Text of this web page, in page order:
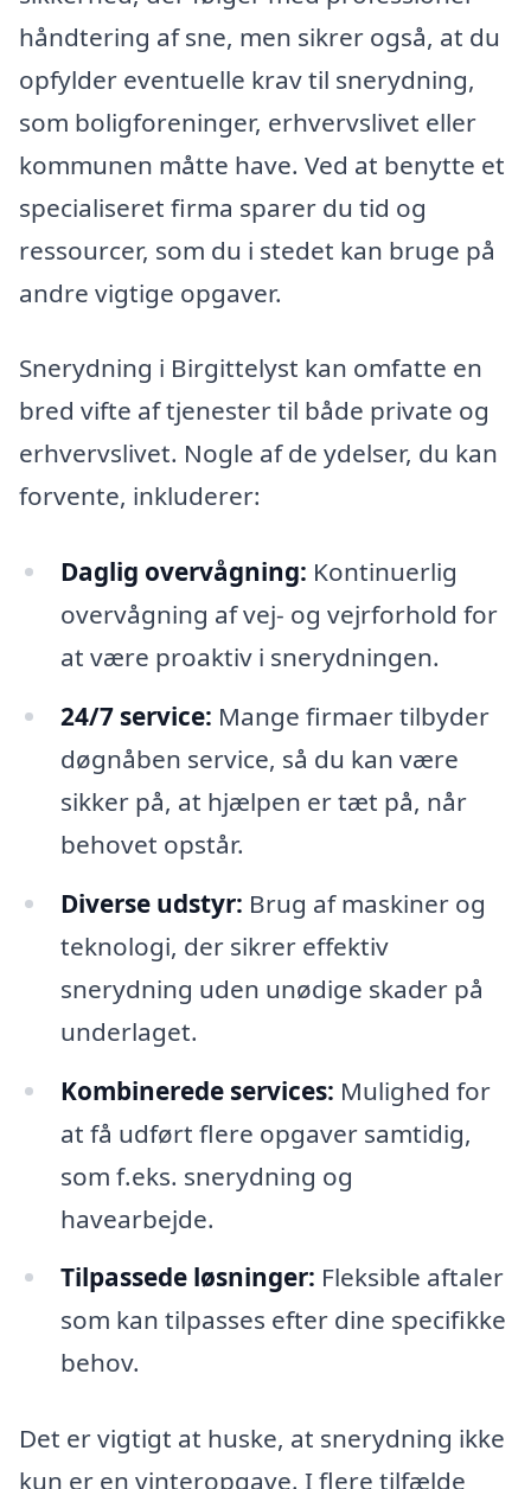
håndtering af sne, men sikrer også, at du
opfylder eventuelle krav til snerydning,
som boligforeninger, erhvervslivet eller
kommunen måtte have. Ved at benytte et
specialiseret firma sparer du tid og
ressourcer, som du i stedet kan bruge på
andre vigtige opgaver.
Snerydning i Birgittelyst kan omfatte en
bred vifte af tjenester til både private og
erhvervslivet. Nogle af de ydelser, du kan
forvente, inkluderer:
Daglig overvågning: Kontinuerlig
overvågning af vej- og vejrforhold for
at være proaktiv i snerydningen.
24/7 service: Mange firmaer tilbyder
døgnåben service, så du kan være
sikker på, at hjælpen er tæt på, når
behovet opstår.
Diverse udstyr: Brug af maskiner og
teknologi, der sikrer effektiv
snerydning uden unødige skader på
underlaget.
Kombinerede services: Mulighed for
at få udført flere opgaver samtidig,
som f.eks. snerydning og
havearbejde.
Tilpassede løsninger: Fleksible aftaler
som kan tilpasses efter dine specifikke
behov.
Det er vigtigt at huske, at snerydning ikke
kun er en vinteropgave. I flere tilfælde